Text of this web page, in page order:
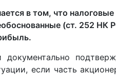
в том, что
(ст. 252 НК
если часть